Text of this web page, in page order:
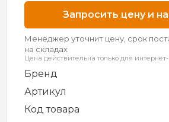
Запросить цену и
Менеджер уточнит цену, срок
на складах
Цена действительна только для
Бренд
Артикул
Код товара